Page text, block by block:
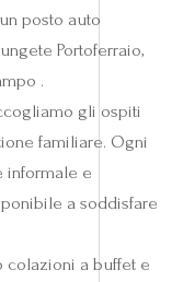
posto auto
Portoferraio,
.
gli ospiti
familiare. Ogni
informale e
a soddisfare
colazioni a buffet e